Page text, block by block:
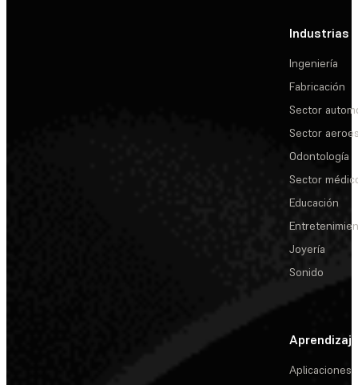
Industrias
Ingeniería
Fabricación
Sector
Sector
Odontología
Sector
Educación
Joyería
Sonido
Aprendizaje
Aplicaciones